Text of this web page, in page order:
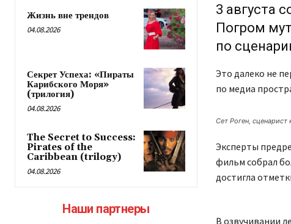
Жизнь вне трендов
04.08.2026
Секрет Успеха: «Пираты
Карибского Моря»
(трилогия)
04.08.2026
The Secret to Success:
Pirates of the
Caribbean (trilogy)
04.08.2026
Наши партнеры
3 августа
Погром
по
Это далеко не
по медиа
Сет Роген, сценарист
Эксперты
фильм собрал
достигла
В озвучивании